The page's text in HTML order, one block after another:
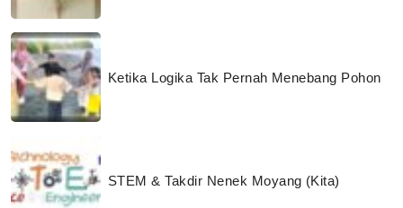
Ketika Logika Tak Pernah Menebang Pohon
STEM & Takdir Nenek Moyang (Kita)